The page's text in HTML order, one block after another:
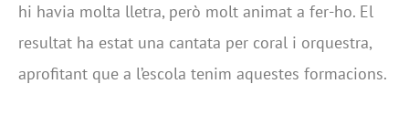
hi havia molta lletra, però molt animat a fer-ho. El
resultat ha estat una cantata per coral i orquestra,
aprofitant que a l’escola tenim aquestes formacions.